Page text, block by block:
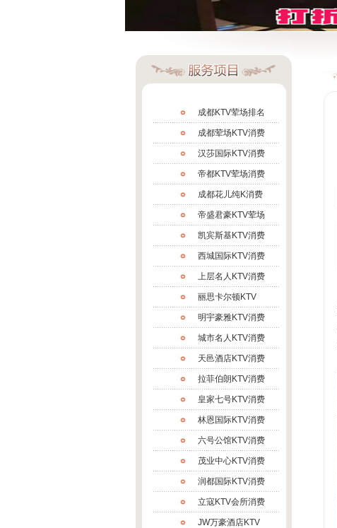
成都KTV荤场排名
成都荤场KTV消费
汉莎国际KTV消费
帝都KTV荤场消费
成都花儿纯K消费
帝盛君豪KTV荤场
凯宾斯基KTV消费
西城国际KTV消费
上层名人KTV消费
丽思卡尔顿KTV
明宇豪雅KTV消费
城市名人KTV消费
天邑酒店KTV消费
拉菲伯朗KTV消费
皇家七号KTV消费
林恩国际KTV消费
六号公馆KTV消费
茂业中心KTV消费
润都国际KTV消费
立寇KTV会所消费
JW万豪酒店KTV